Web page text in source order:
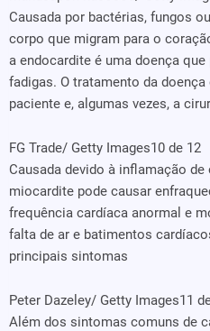
Causada por bactérias, fungos
corpo que migram para o
a endocardite é uma doença
fadigas. O tratamento da
paciente e, algumas vezes, a
FG Trade/ Getty Images10 de 12
Causada devido à inflamação
miocardite pode causar
frequência cardíaca anormal e
falta de ar e batimentos
principais sintomas
Peter Dazeley/ Getty Images11
Além dos sintomas comuns de